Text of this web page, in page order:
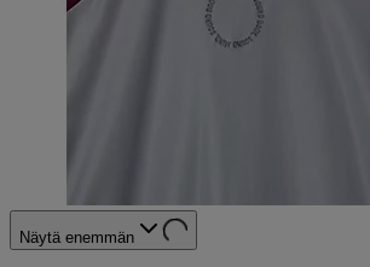
Näytä enemmän